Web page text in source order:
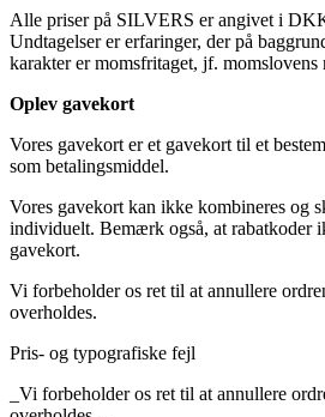
Alle priser på SILVERS er angivet i
Undtagelser er erfaringer, der på
karakter er momsfritaget, jf. momslovens
Oplev gavekort
Vores gavekort er et gavekort til et
som betalingsmiddel.
Vores gavekort kan ikke kombineres og
individuelt. Bemærk også, at rabatkoder
gavekort.
Vi forbeholder os ret til at annullere
overholdes.
Pris- og typografiske fejl
_Vi forbeholder os ret til at annullere